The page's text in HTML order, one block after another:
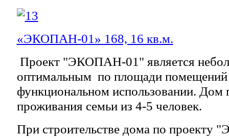
«ЭКОПАН-01» 168, 16 кв.м.
Проект "ЭКОПАН-01" является
оптимальным по площади
функциональном использовании. Дом
проживания семьи из 4-5 человек.
При строительстве дома по